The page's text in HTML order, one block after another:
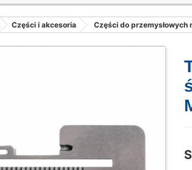
Części i akcesoria Części do przemysłowych